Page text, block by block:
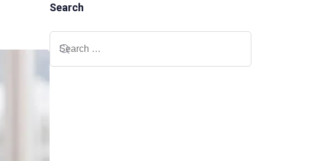
Search